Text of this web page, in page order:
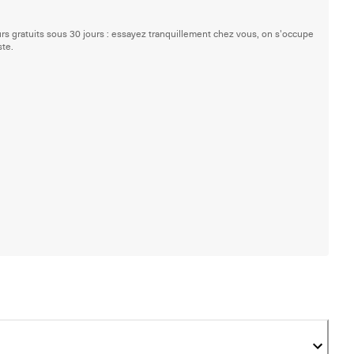
gratuits sous 30 jours : essayez tranquillement chez vous, on s'occupe